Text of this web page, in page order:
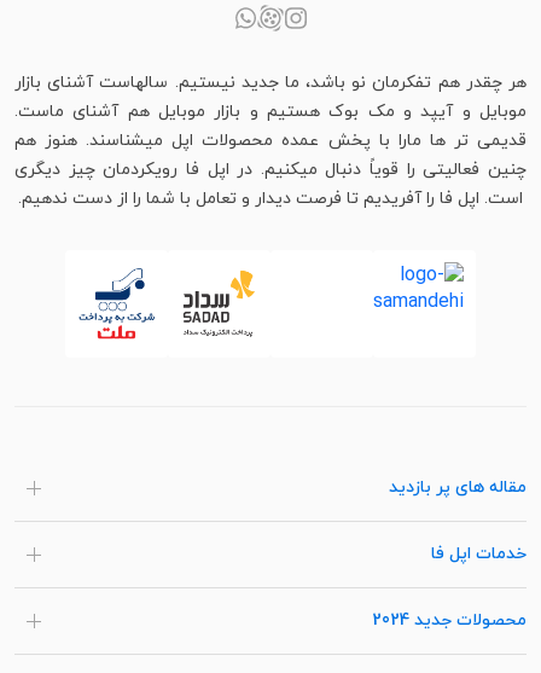
هر چقدر هم تفکرمان نو باشد، ما جدید نیستیم. سالهاست آشنای بازار
موبایل و آیپد و مک بوک هستیم و بازار موبایل هم آشنای ماست.
قدیمی تر ها مارا با پخش عمده محصولات اپل میشناسند. هنوز هم
چنین فعالیتی را قویاً دنبال میکنیم. در اپل فا رویکردمان چیز دیگری
است. اپل فا را آفریدیم تا فرصت دیدار و تعامل با شما را از دست ندهیم.
مقاله های پر بازدید
خدمات اپل فا
محصولات جدید 2024